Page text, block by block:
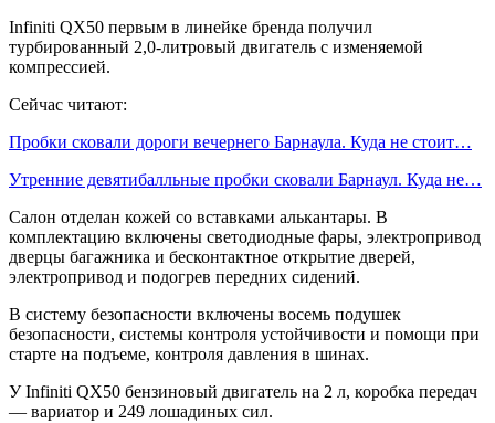
Infiniti QX50 первым в линейке бренда получил
турбированный 2,0-литровый двигатель с изменяемой
компрессией.
Сейчас читают:
Пробки сковали дороги вечернего Барнаула. Куда не стоит…
Утренние девятибалльные пробки сковали Барнаул. Куда не…
Салон отделан кожей со вставками алькантары. В
комплектацию включены светодиодные фары, электропривод
дверцы багажника и бесконтактное открытие дверей,
электропривод и подогрев передних сидений.
В систему безопасности включены восемь подушек
безопасности, системы контроля устойчивости и помощи при
старте на подъеме, контроля давления в шинах.
У Infiniti QX50 бензиновый двигатель на 2 л, коробка передач
— вариатор и 249 лошадиных сил.